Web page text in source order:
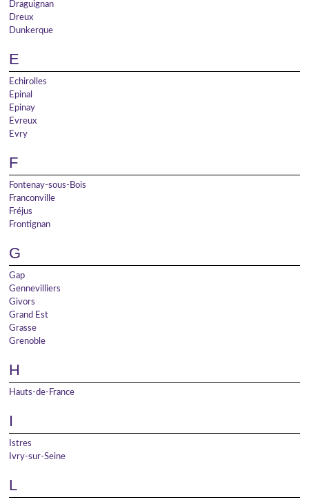
Draguignan
Dreux
Dunkerque
E
Echirolles
Epinal
Epinay
Evreux
Evry
F
Fontenay-sous-Bois
Franconville
Fréjus
Frontignan
G
Gap
Gennevilliers
Givors
Grand Est
Grasse
Grenoble
H
Hauts-de-France
I
Istres
Ivry-sur-Seine
L